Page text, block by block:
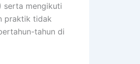
serta mengikuti
praktik tidak
tahun di